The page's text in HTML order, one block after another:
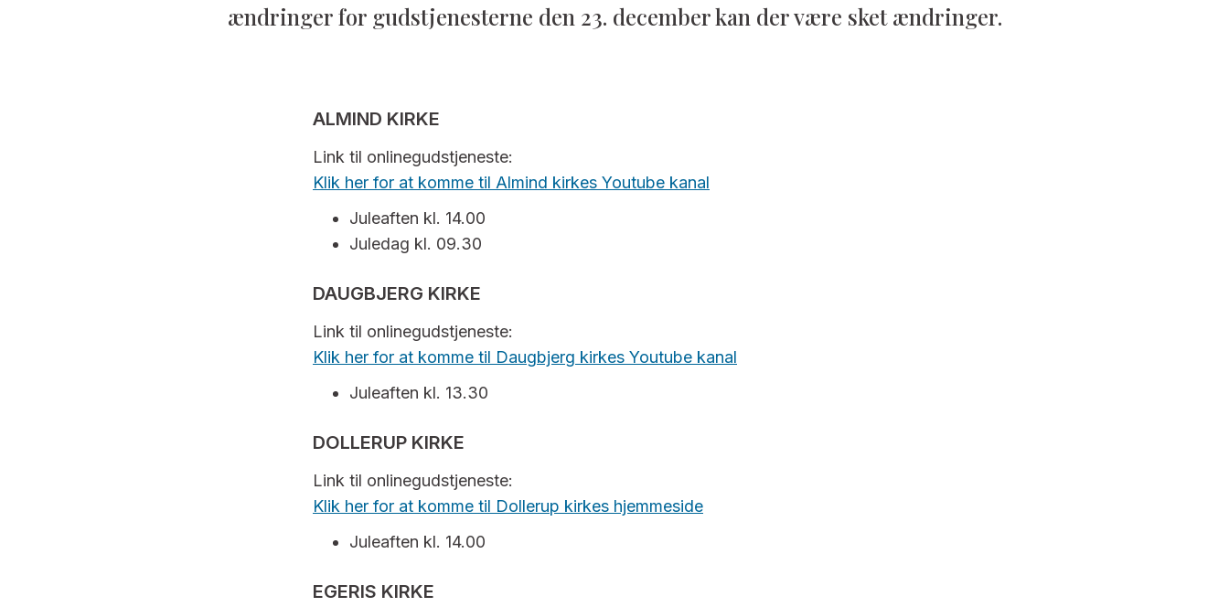
ændringer for gudstjenesterne den 23. december kan der være sket ændringer.
ALMIND KIRKE
Link til onlinegudstjeneste:
Klik her for at komme til Almind kirkes Youtube kanal
Juleaften kl. 14.00
Juledag kl. 09.30
DAUGBJERG KIRKE
Link til onlinegudstjeneste:
Klik her for at komme til Daugbjerg kirkes Youtube kanal
Juleaften kl. 13.30
DOLLERUP KIRKE
Link til onlinegudstjeneste:
Klik her for at komme til Dollerup kirkes hjemmeside
Juleaften kl. 14.00
EGERIS KIRKE